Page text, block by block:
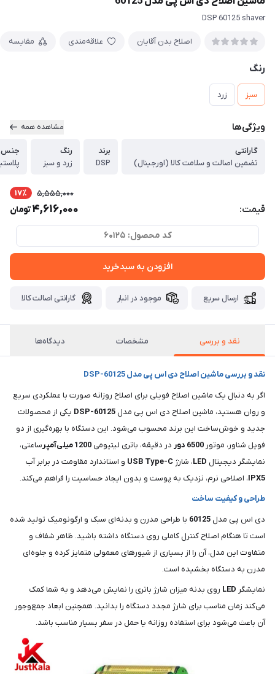
DSP 60125 shaver
اصلاح بدن آقایان علاقه‌مندی مقایسه
رنگ
سبز زرد
ویژگی‌ها مشاهده همه
گارانتی
تضمین اصالت و سلامت کالا (اورجینال)
برند
DSP
رنگ
زرد و سبز
جنس
قیمت:
5,555,000 17٪
4,616,000تومان
کد محصول: 60125
افزودن به سبدخرید
ارسال سریع موجود در انبار گارانتی اصالت کالا
نقد و بررسی مشخصات دیدگاه‌ها
نقد و بررسی ماشین اصلاح دی اس پی مدل DSP-60125
اگر به دنبال یک ماشین اصلاح فویلی برای اصلاح روزانه صورت با عملکردی سریع
و روان هستید، ماشین اصلاح دی اس پی مدل DSP-60125 یکی از محصولات
جدید و خوش‌ساخت این برند محسوب می‌شود. این دستگاه با بهره‌گیری از دو
فویل شناور، موتور 6500 دور در دقیقه، باتری لیتیومی 1200 میلی‌آمپر
ساعتی،
نمایشگر دیجیتال LED، شارژ USB Type-C و استاندارد مقاومت در برابر آب
IPX5، اصلاحی نرم، نزدیک به پوست و بدون ایجاد حساسیت را فراهم می‌کند.
طراحی و کیفیت ساخت
دی اس پی مدل 60125 با طراحی مدرن و بدنه‌ای سبک و ارگونومیک تولید شده
است تا هنگام اصلاح کنترل کاملی روی دستگاه داشته باشید. ظاهر شفاف و
متفاوت این مدل، آن را از بسیاری از شیورهای معمولی متمایز کرده و جلوه‌ای
مدرن به دستگاه بخشیده است.
نمایشگر LED روی بدنه میزان شارژ باتری را نمایش می‌دهد و به شما کمک
می‌کند زمان مناسب برای شارژ مجدد دستگاه را بدانید. همچنین ابعاد جمع‌وجور
آن باعث می‌شود برای استفاده روزانه یا حمل در سفر بسیار مناسب باشد.